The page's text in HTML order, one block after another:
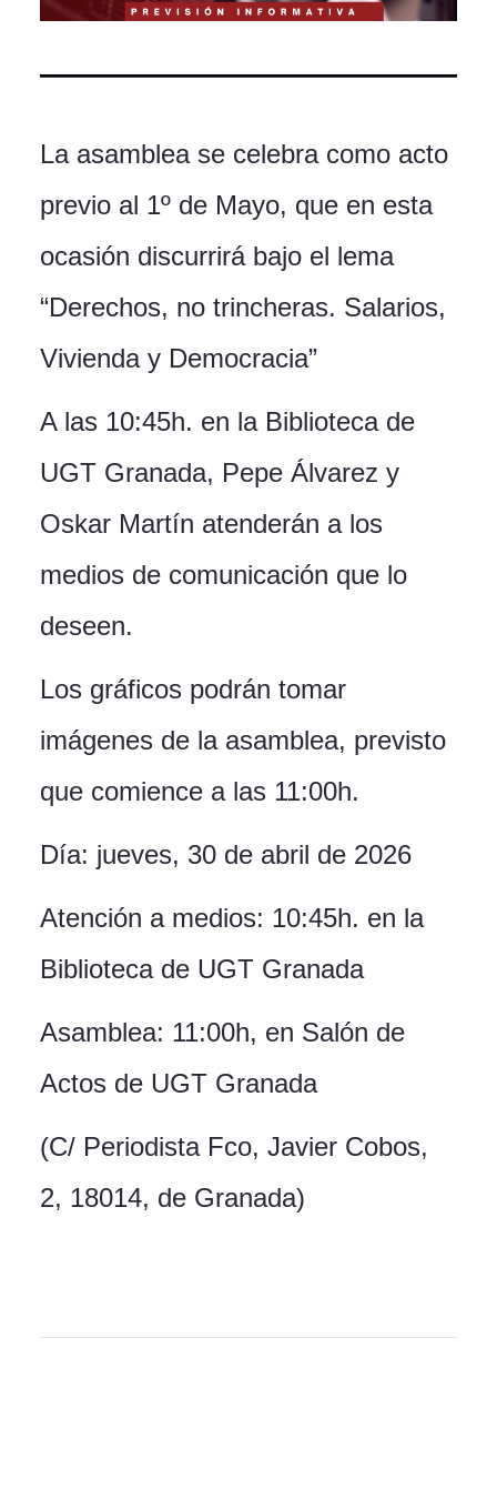
La asamblea se celebra como acto
previo al 1º de Mayo, que en esta
ocasión discurrirá bajo el lema
“Derechos, no trincheras. Salarios,
Vivienda y Democracia”
A las 10:45h. en la Biblioteca de
UGT Granada, Pepe Álvarez y
Oskar Martín atenderán a los
medios de comunicación que lo
deseen.
Los gráficos podrán tomar
imágenes de la asamblea, previsto
que comience a las 11:00h.
Día: jueves, 30 de abril de 2026
Atención a medios: 10:45h. en la
Biblioteca de UGT Granada
Asamblea: 11:00h, en Salón de
Actos de UGT Granada
(C/ Periodista Fco, Javier Cobos,
2, 18014, de Granada)